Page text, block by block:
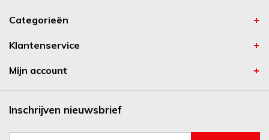
Categorieën
Klantenservice
Mijn account
Inschrijven nieuwsbrief